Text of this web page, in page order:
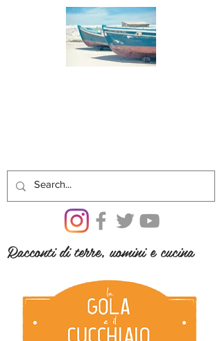
Racconti di terre, uomini e cucina